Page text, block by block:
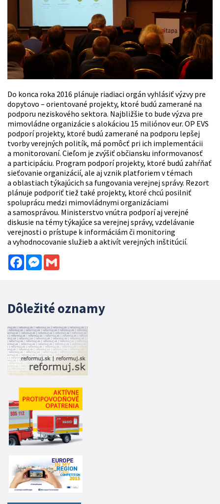
Do konca roka 2016 plánuje riadiaci orgán vyhlásiť výzvy pre
dopytovo – orientované projekty, ktoré budú zamerané na
podporu neziskového sektora. Najbližšie to bude výzva pre
mimovládne organizácie s alokáciou 15 miliónov eur. OP EVS
podporí projekty, ktoré budú zamerané na podporu lepšej
tvorby verejných politík, má pomôcť pri ich implementácii
a monitorovaní. Cieľom je zvýšiť občiansku informovanosť
a participáciu. Program podporí projekty, ktoré budú zahŕňať
sieťovanie organizácií, ale aj vznik platforiem v témach
a oblastiach týkajúcich sa fungovania verejnej správy. Rezort
plánuje podporiť tiež také projekty, ktoré chcú posilniť
spoluprácu medzi mimovládnymi organizáciami
a samosprávou. Ministerstvo vnútra podporí aj verejné
diskusie na témy týkajúce sa verejnej správy, vzdelávanie
verejnosti o prístupe k informáciám či monitoring
a vyhodnocovanie služieb a aktivít verejných inštitúcií.
FacebookMessenger
Dôležité oznamy